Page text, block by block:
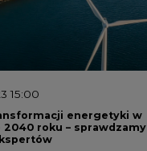
15:00
energetyki w
2040 roku – sprawdzamy